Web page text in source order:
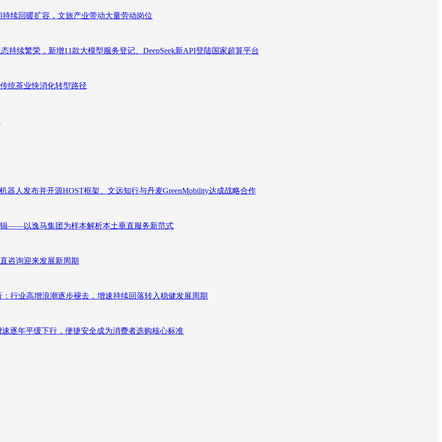
续回暖扩容，文旅产业带动大量劳动岗位
续繁荣，新增11款大模型服务登记、DeepSeek新API登陆国家超算平台
统茶业快消化转型路径
器人发布并开源HOST框架、文远知行与丹麦GreenMobility达成战略合作
——以逸马集团为样本解析本土垂直服务新范式
咨询迎来发展新周期
行业高增浪潮逐步褪去，增速持续回落转入稳健发展周期
逐年平缓下行，便捷安全成为消费者选购核心标准